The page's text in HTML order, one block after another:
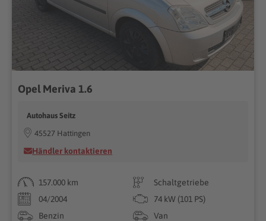
Opel Meriva 1.6
Autohaus Seitz
45527 Hattingen
Händler kontaktieren
157.000 km
Schaltgetriebe
04/2004
74 kW (101 PS)
Benzin
Van